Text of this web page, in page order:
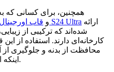
همچنین، برای کسانی که
و قاب اورجینال S24 Ultra
شده‌اند که ترکیبی از
کارخانه‌ای دارند. استفاده از
محافظت از بدنه و جلوگیری
اینکه از زیبایی و طراحی گوشی کم کند.